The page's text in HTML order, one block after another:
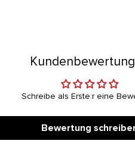
Schreibe als Erste:r eine
Bewertung